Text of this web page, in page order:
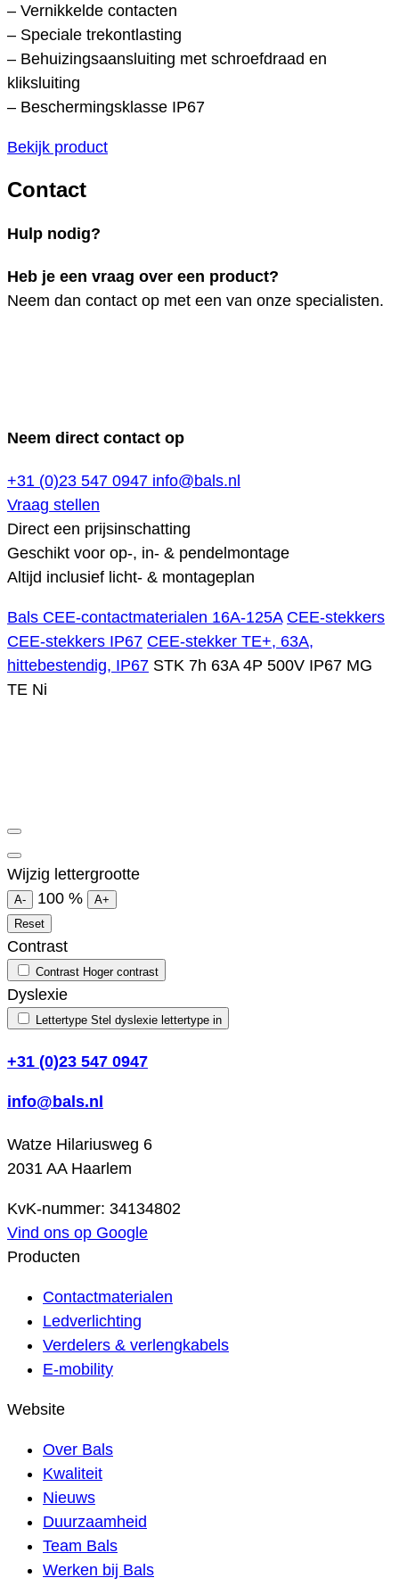
– Vernikkelde contacten
– Speciale trekontlasting
– Behuizingsaansluiting met schroefdraad en
kliksluiting
– Beschermingsklasse IP67
Bekijk product
Contact
Hulp nodig?
Heb je een vraag over een product?
Neem dan contact op met een van onze specialisten.
Neem direct contact op
+31 (0)23 547 0947 info@bals.nl
Vraag stellen
Direct een prijsinschatting
Geschikt voor op-, in- & pendelmontage
Altijd inclusief licht- & montageplan
Bals CEE-contactmaterialen 16A-125A CEE-stekkers
CEE-stekkers IP67 CEE-stekker TE+, 63A,
hittebestendig, IP67 STK 7h 63A 4P 500V IP67 MG
TE Ni
Wijzig lettergrootte
A- 100 %
A+
Reset
Contrast
Contrast Hoger contrast
Dyslexie
Lettertype Stel dyslexie lettertype in
+31 (0)23 547 0947
info@bals.nl
Watze Hilariusweg 6
2031 AA Haarlem
KvK-nummer: 34134802
Vind ons op Google
Producten
Contactmaterialen
Ledverlichting
Verdelers & verlengkabels
E-mobility
Website
Over Bals
Kwaliteit
Nieuws
Duurzaamheid
Team Bals
Werken bij Bals